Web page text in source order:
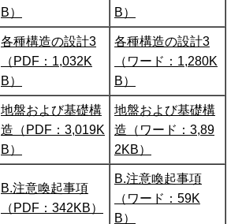
B） B）
各種構造の設計3
（PDF：1,032K
B）
各種構造の設計3
（ワード：1,280K
B）
地盤および基礎構
造（PDF：3,019K
B）
地盤および基礎構
造（ワード：3,89
2KB）
B.注意喚起事項
（PDF：342KB）
B.注意喚起事項
（ワード：59K
B）